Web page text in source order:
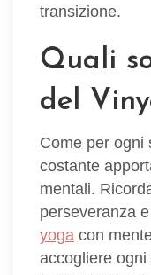
transizione.
Quali
del
Come per ogni
costante
mentali.
perseveranza
yoga con
accogliere